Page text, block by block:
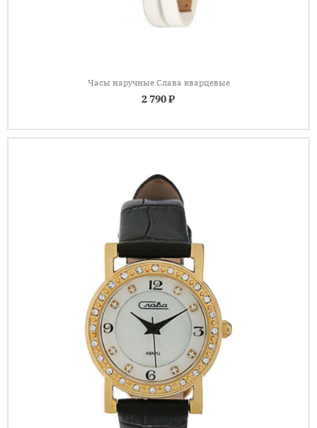
Часы наручные Слава кварцевые
2 790 ₽